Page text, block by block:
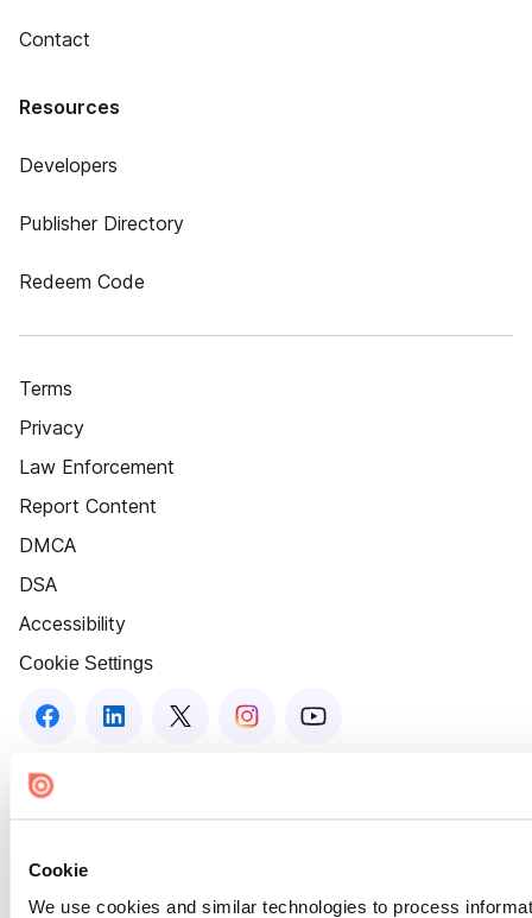
Cookie
We use cookies and similar technologies to process
Contact
Resources
Developers
Publisher Directory
Redeem Code
Terms
Privacy
Law Enforcement
Report Content
DMCA
DSA
Accessibility
Cookie Settings